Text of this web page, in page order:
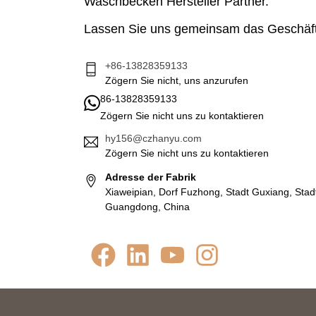
Lassen Sie uns gemeinsam das
+86-13828359133
Zögern Sie nicht, uns anzurufen
86-13828359133
Zögern Sie nicht uns zu kontaktieren
hy156@czhanyu.com
Zögern Sie nicht uns zu kontaktieren
Adresse der Fabrik
Xiaweipian, Dorf Fuzhong, Stadt Guxiang,
Guangdong, China